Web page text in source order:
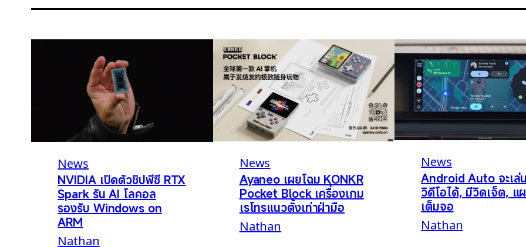
News
NVIDIA เปิดตัวชิปพีซี RTX
Spark รัน AI โลคอล
รองรับ Windows on
ARM
Nathan
News
Ayaneo เผยโฉม KONKR
Pocket Block เครื่องเกม
เรโทรแนวตั้งเท่าฝ่ามือ
Nathan
News
Android Auto จะเล่
วิดีโอได้, มีวิดเจ็ต, แ
เต็มจอ
Nathan